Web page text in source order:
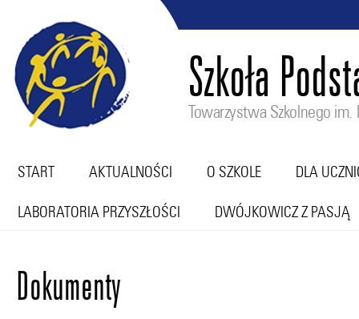
Szkoła
Towarzystwa Szkolnego im.
START AKTUALNOŚCI O SZKOLE DLA
LABORATORIA PRZYSZŁOŚCI DWÓJKOWICZ Z PASJĄ
Dokumenty